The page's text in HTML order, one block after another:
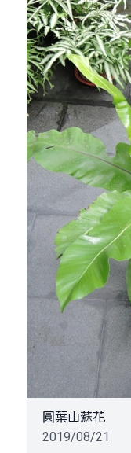
圓葉山蘇花
2019/08/21